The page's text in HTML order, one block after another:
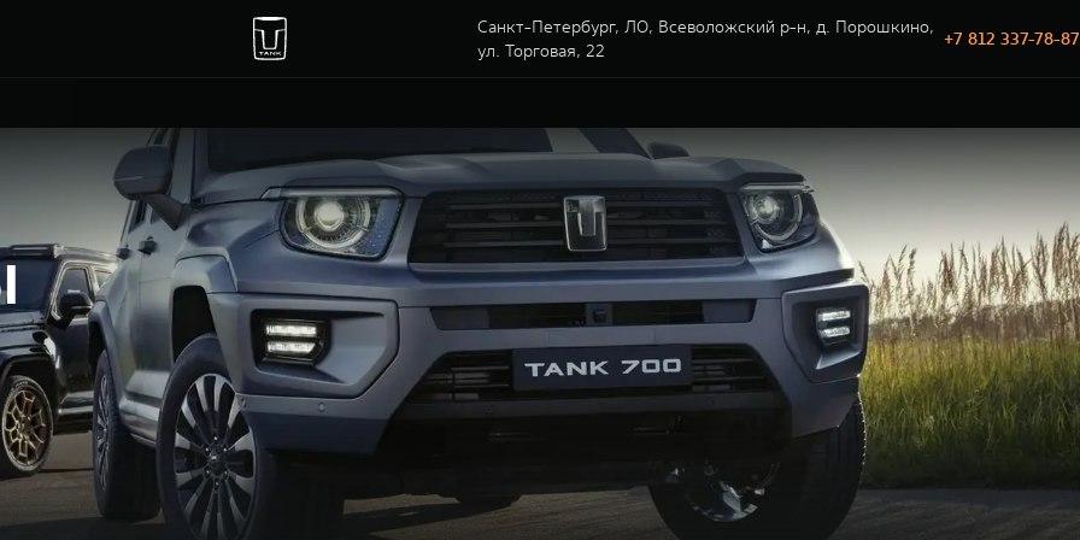
Санкт-Петербург, ЛО, Всеволожский р-н, д. Порошкино,
ул. Торговая, 22
+7 812 337-78-87